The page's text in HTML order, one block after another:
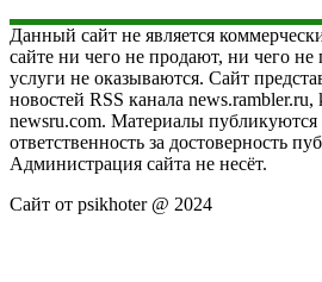
Данный сайт не является
сайте ни чего не продают, ни чего
услуги не оказываются. Сайт
новостей RSS канала news.rambler.ru,
newsru.com. Материалы публикуются
ответственность за достоверность
Администрация сайта не несёт.
Сайт от psikhoter @ 2024